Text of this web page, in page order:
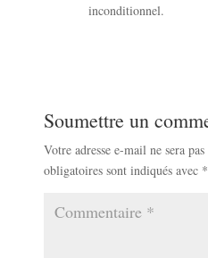
inconditionnel.
Soumettre un
Votre adresse e-mail ne sera
obligatoires sont indiqués avec *